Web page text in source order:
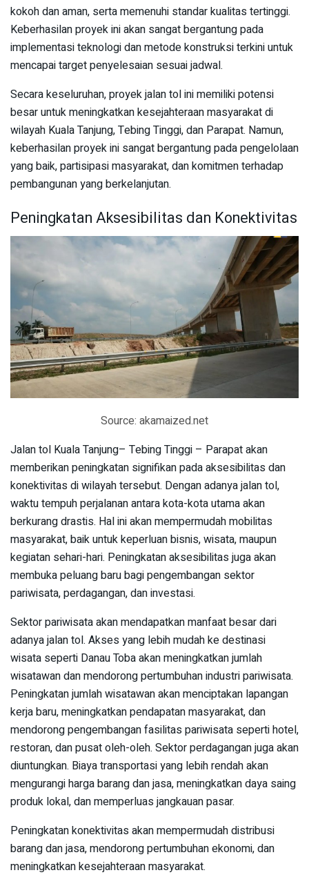
kokoh dan aman, serta memenuhi standar kualitas tertinggi.
Keberhasilan proyek ini akan sangat bergantung pada
implementasi teknologi dan metode konstruksi terkini untuk
mencapai target penyelesaian sesuai jadwal.
Secara keseluruhan, proyek jalan tol ini memiliki potensi
besar untuk meningkatkan kesejahteraan masyarakat di
wilayah Kuala Tanjung, Tebing Tinggi, dan Parapat. Namun,
keberhasilan proyek ini sangat bergantung pada pengelolaan
yang baik, partisipasi masyarakat, dan komitmen terhadap
pembangunan yang berkelanjutan.
Peningkatan Aksesibilitas dan Konektivitas
Source: akamaized.net
Jalan tol Kuala Tanjung– Tebing Tinggi – Parapat akan
memberikan peningkatan signifikan pada aksesibilitas dan
konektivitas di wilayah tersebut. Dengan adanya jalan tol,
waktu tempuh perjalanan antara kota-kota utama akan
berkurang drastis. Hal ini akan mempermudah mobilitas
masyarakat, baik untuk keperluan bisnis, wisata, maupun
kegiatan sehari-hari. Peningkatan aksesibilitas juga akan
membuka peluang baru bagi pengembangan sektor
pariwisata, perdagangan, dan investasi.
Sektor pariwisata akan mendapatkan manfaat besar dari
adanya jalan tol. Akses yang lebih mudah ke destinasi
wisata seperti Danau Toba akan meningkatkan jumlah
wisatawan dan mendorong pertumbuhan industri pariwisata.
Peningkatan jumlah wisatawan akan menciptakan lapangan
kerja baru, meningkatkan pendapatan masyarakat, dan
mendorong pengembangan fasilitas pariwisata seperti hotel,
restoran, dan pusat oleh-oleh. Sektor perdagangan juga akan
diuntungkan. Biaya transportasi yang lebih rendah akan
mengurangi harga barang dan jasa, meningkatkan daya saing
produk lokal, dan memperluas jangkauan pasar.
Peningkatan konektivitas akan mempermudah distribusi
barang dan jasa, mendorong pertumbuhan ekonomi, dan
meningkatkan kesejahteraan masyarakat.